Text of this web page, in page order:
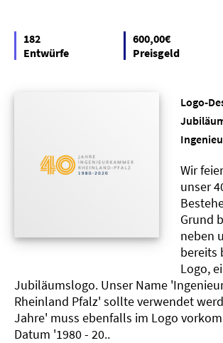
182
Entwürfe
600,00€
Preisgeld
Logo-
Wir
unser
Grund
neben
bereits
Logo,
Jubiläumslogo. Unser Name
Rheinland Pfalz' sollte verwendet
Jahre' muss ebenfalls im Logo
Datum '1980 - 20..